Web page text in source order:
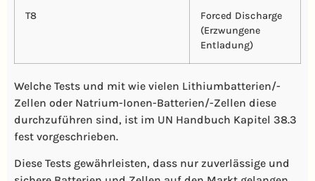
T8
Forced Discharge
(Erzwungene
Entladung)
Welche Tests und mit wie vielen Lithiumbatterien/-
Zellen oder Natrium-Ionen-Batterien/-Zellen diese
durchzuführen sind, ist im UN Handbuch Kapitel 38.3
fest vorgeschrieben.
Diese Tests gewährleisten, dass nur zuverlässige und